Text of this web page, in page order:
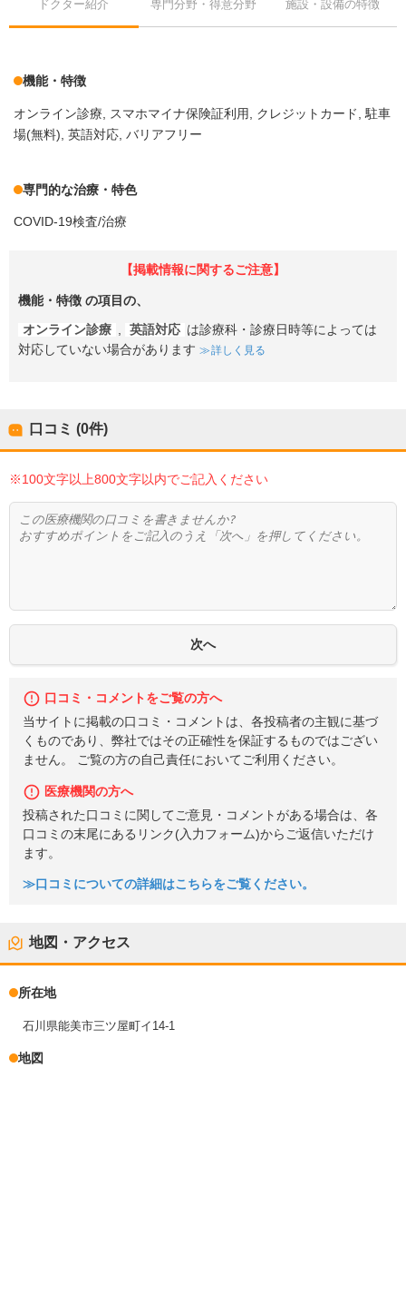
ドクター紹介 専門分野・得意分野 施設・設備の特徴
機能・特徴
オンライン診療 スマホマイナ保険証利用 クレジットカード
駐車
場(無料) 英語対応 バリアフリー
専門的な治療・特色
COVID-19検査/治療
【掲載情報に関するご注意】
機能・特徴 の項目の、
オンライン診療 , 英語対応 は診療科・診療日時等によっては
対応していない場合があります
詳しく見る
口コミ (0件)
※100文字以上800文字以内でご記入ください
口コミ・コメントをご覧の方へ
当サイトに掲載の口コミ・コメントは、各投稿者の主観に基づ
くものであり、弊社ではその正確性を保証するものではござい
ません。 ご覧の方の自己責任においてご利用ください。
医療機関の方へ
投稿された口コミに関してご意見・コメントがある場合は、各
口コミの末尾にあるリンク(入力フォーム)からご返信いただけ
ます。
≫口コミについての詳細はこちらをご覧ください。
地図・アクセス
所在地
石川県能美市三ツ屋町イ14-1
地図